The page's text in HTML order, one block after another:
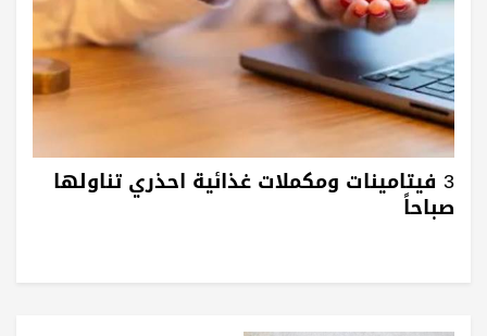
3 فيتامينات ومكملات غذائية احذري تناولها
صباحاً